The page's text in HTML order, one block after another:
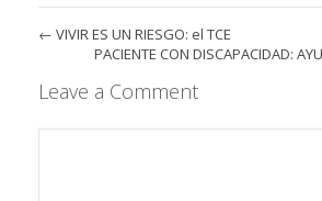
← VIVIR ES UN RIESGO: el TCE
PACIENTE CON DISCAPACIDAD:
Leave a Comment